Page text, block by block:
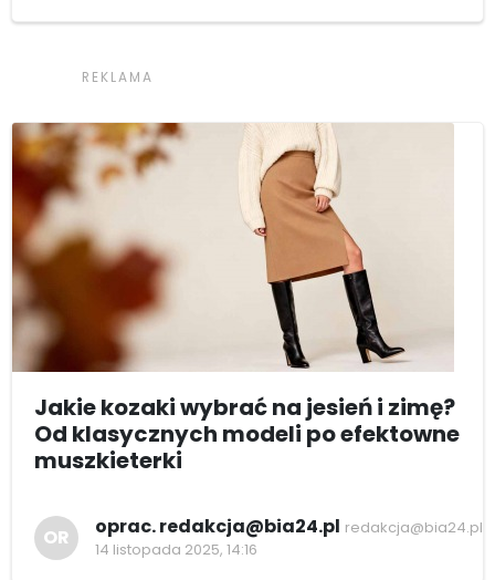
Jakie kozaki wybrać na jesień i zimę?
Od klasycznych modeli po efektowne
muszkieterki
OR oprac. redakcja@bia24.pl redakcja@bia24.pl
14 listopada 2025, 14:16